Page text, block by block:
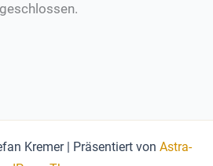
Kremer | Präsentiert von Astra-